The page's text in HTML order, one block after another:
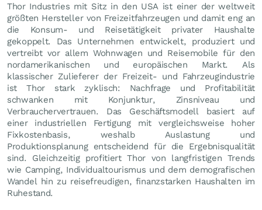
Thor Industries mit Sitz in den USA ist einer der weltweit
größten Hersteller von Freizeitfahrzeugen und damit eng an
die Konsum- und Reisetätigkeit privater Haushalte
gekoppelt. Das Unternehmen entwickelt, produziert und
vertreibt vor allem Wohnwagen und Reisemobile für den
nordamerikanischen und europäischen Markt. Als
klassischer Zulieferer der Freizeit- und Fahrzeugindustrie
ist Thor stark zyklisch: Nachfrage und Profitabilität
schwanken mit Konjunktur, Zinsniveau und
Verbrauchervertrauen. Das Geschäftsmodell basiert auf
einer industriellen Fertigung mit vergleichsweise hoher
Fixkostenbasis, weshalb Auslastung und
Produktionsplanung entscheidend für die Ergebnisqualität
sind. Gleichzeitig profitiert Thor von langfristigen Trends
wie Camping, Individualtourismus und dem demografischen
Wandel hin zu reisefreudigen, finanzstarken Haushalten im
Ruhestand.